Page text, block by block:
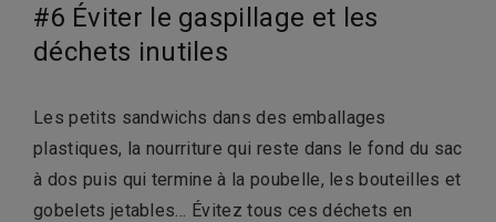
#6 Éviter le gaspillage et les
déchets inutiles
Les petits sandwichs dans des emballages
plastiques, la nourriture qui reste dans le fond du sac
à dos puis qui termine à la poubelle, les bouteilles et
gobelets jetables… Évitez tous ces déchets en